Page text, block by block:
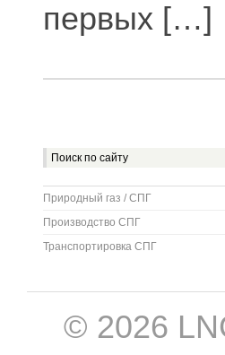
первых […]
Природный газ / СПГ
Производство СПГ
Транспортировка СПГ
© 2026